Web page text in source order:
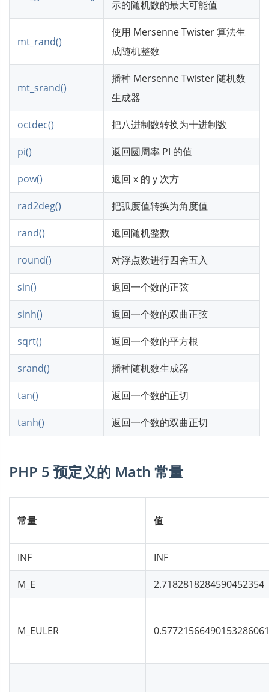
示的随机数的最大可能值
mt_rand()
使用 Mersenne Twister 算法生
成随机整数
mt_srand()
播种 Mersenne Twister 随机数
生成器
octdec() 把八进制数转换为十进制数
pi() 返回圆周率 PI 的值
pow() 返回 x 的 y 次方
rad2deg() 把弧度值转换为角度值
rand() 返回随机整数
round() 对浮点数进行四舍五入
sin() 返回一个数的正弦
sinh() 返回一个数的双曲正弦
sqrt() 返回一个数的平方根
srand() 播种随机数生成器
tan() 返回一个数的正切
tanh() 返回一个数的双曲正切
PHP 5 预定义的 Math 常量
常量 值
INF INF
M_E 2.7182818284590452354
M_EULER 0.57721566490153286061